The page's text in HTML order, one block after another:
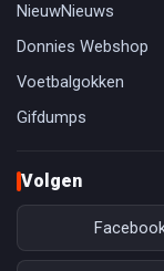
NieuwNieuws
Donnies Webshop
Voetbalgokken
Gifdumps
Volgen